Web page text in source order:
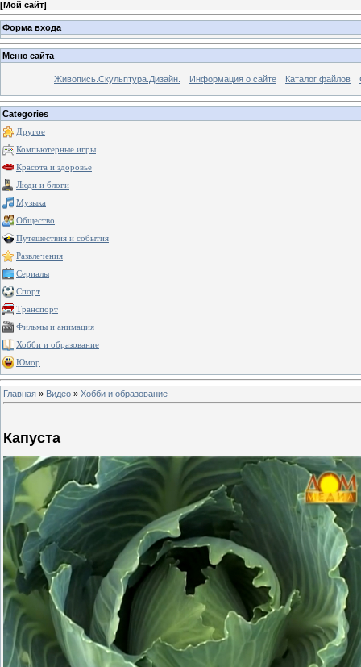
[Мой сайт]
Форма входа
Меню сайта
Живопись.Скульптура.Дизайн. Информация о сайте Каталог файлов
Categories
Другое
Компьютерные игры
Красота и здоровье
Люди и блоги
Музыка
Общество
Путешествия и события
Развлечения
Сериалы
Спорт
Транспорт
Фильмы и анимация
Хобби и образование
Юмор
Главная » Видео » Хобби и образование
Капуста